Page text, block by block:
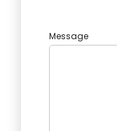
Message